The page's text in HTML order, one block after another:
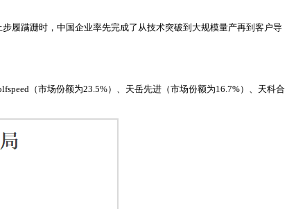
履蹒跚时，中国企业率先完成了从技术突破到大规模量产再到客户导
（市场份额为23.5%）、天岳先进（市场份额为16.7%）、天科合